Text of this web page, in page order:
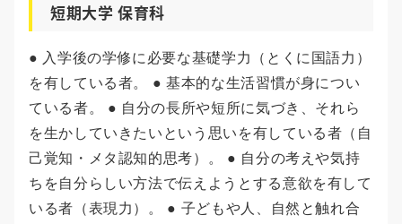
短期大学 保育科
● 入学後の学修に必要な基礎学力（とくに国語力）
を有している者。 ● 基本的な生活習慣が身につい
ている者。 ● 自分の長所や短所に気づき、それら
を生かしていきたいという思いを有している者（自
己覚知・メタ認知的思考）。 ● 自分の考えや気持
ちを自分らしい方法で伝えようとする意欲を有して
いる者（表現力）。 ● 子どもや人、自然と触れ合